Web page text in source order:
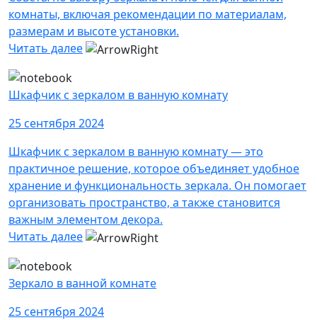
комнаты, включая рекомендации по материалам,
размерам и высоте установки.
Читать далее
Шкафчик с зеркалом в ванную комнату
25 сентября 2024
Шкафчик с зеркалом в ванную комнату — это
практичное решение, которое объединяет удобное
хранение и функциональность зеркала. Он помогает
организовать пространство, а также становится
важным элементом декора.
Читать далее
Зеркало в ванной комнате
25 сентября 2024